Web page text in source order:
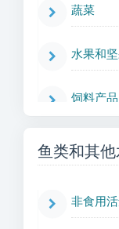
蔬菜
水果和
饲料产
天然橡
其他蔬
鱼类和其
非食用活